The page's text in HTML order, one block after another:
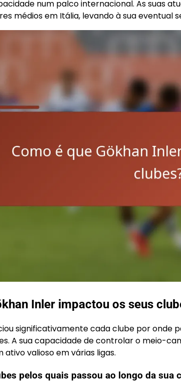
num palco internacional. As suas
médios em Itália, levando à sua eventual
Inler impactou os seus
significativamente cada clube por onde
A sua capacidade de controlar o meio-
ativo valioso em várias ligas.
pelos quais passou ao longo da sua